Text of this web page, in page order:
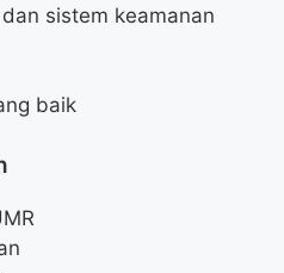
sistem keamanan
baik